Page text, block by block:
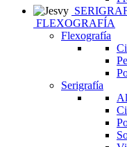
FLEXOGRAFÍA
Flexografía
Serigrafía